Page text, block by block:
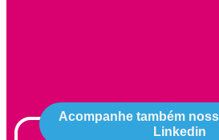
Acompanhe também
Linkedin